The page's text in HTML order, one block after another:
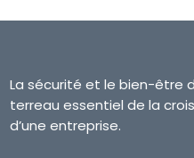
La sécurité et le bien-être
terreau essentiel de la
d’une entreprise.